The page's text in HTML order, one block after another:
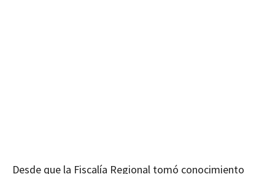
Desde que la Fiscalía Regional tomó conocimiento